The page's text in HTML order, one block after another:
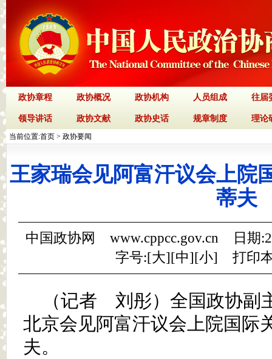
政协章程 政协概况 政协机构 人员组成 往届
领导讲话 政协文献 政协史话 规章制度 理论
当前位置:首页 > 政协要闻
王家瑞会见阿富汗议会上院
蒂夫
中国政协网 www.cppcc.gov.cn 日期
字号:[大][中][小] 打印
（记者 刘彤）全国政协副
北京会见阿富汗议会上院国际
夫。